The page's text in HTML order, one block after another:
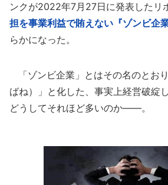
ンクが2022年7月27日に発表したリ
担を事業利益で賄えない『ゾンビ企
らかになった。
「ゾンビ企業」とはその名のとお
ばね）」と化した、事実上経営破綻
どうしてそれほど多いのか――。